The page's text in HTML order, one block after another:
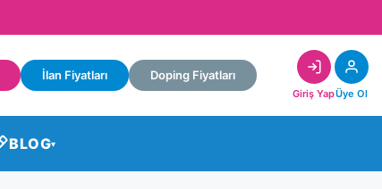
İlan Fiyatları Doping Fiyatları
Giriş YapÜye Ol
BLOG▾